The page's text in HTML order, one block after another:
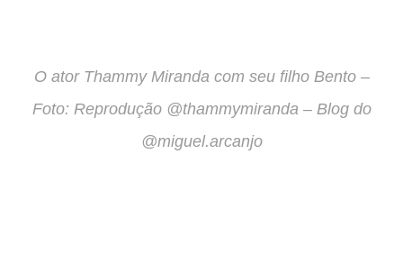
O ator Thammy Miranda com seu filho Bento –
Foto: Reprodução @thammymiranda – Blog do
@miguel.arcanjo